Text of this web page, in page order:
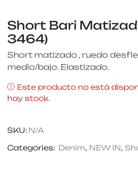
Short Bari
3464)
Short matizado , ruedo
medio/bajo. Elastizado.
Este producto no está
hay stock.
SKU: N/A
Categories: Denim, NEW IN,